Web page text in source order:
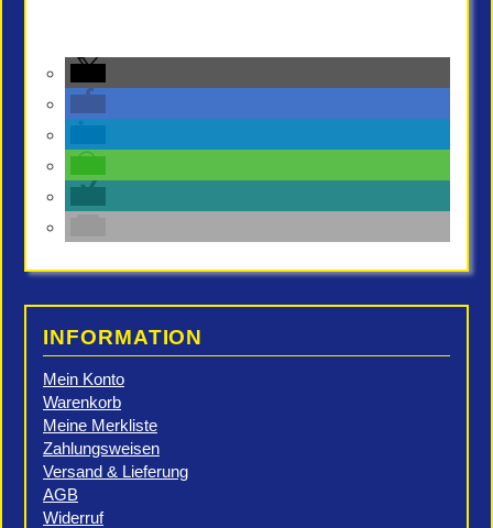
INFORMATION
Mein Konto
Warenkorb
Meine Merkliste
Zahlungsweisen
Versand & Lieferung
AGB
Widerruf